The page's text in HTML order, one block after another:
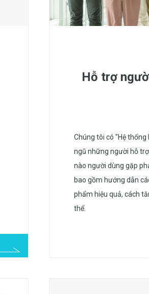
Hỗ trợ
Chúng tôi có "Hệ
ngũ những người hỗ
nào người dùng gặp
bao gồm hướng dẫn
phẩm hiệu quả, cách
thể.